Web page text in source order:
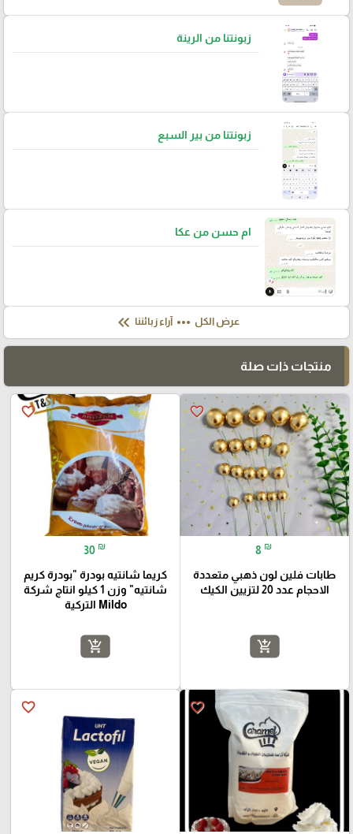
زبونتنا من الرينة
زبونتنا من بير السبع
ام حسن من عكا
عرض الكل more_horiz آراء زبائننا keyboard_double_arrow_left
منتجات ذات صلة
favorite_border
8 ₪
طابات فلين لون ذهبي متعددة
الاحجام عدد 20 لتزيين الكيك
add_shopping_cart
favorite_border
30 ₪
كريما شانتيه بودرة "بودرة كريم
شانتيه" وزن 1 كيلو انتاج شركة
Mildo التركية
add_shopping_cart
favorite_border
favorite_border